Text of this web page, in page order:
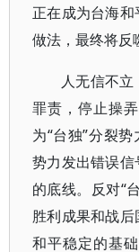
正在成为台海
做法，最终将反
人无信不
罪责，停止操
为“台独”分裂
势力发出错误
的底线。反对“
胜利成果和战
和平稳定的基